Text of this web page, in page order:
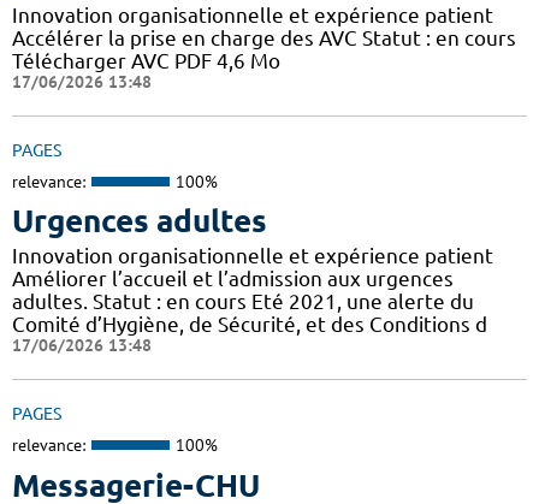
Innovation organisationnelle et expérience patient
Accélérer la prise en charge des AVC Statut : en cours
Télécharger AVC PDF 4,6 Mo
17/06/2026 13:48
PAGES
relevance: 100%
Urgences adultes
Innovation organisationnelle et expérience patient
Améliorer l’accueil et l’admission aux urgences
adultes. Statut : en cours Eté 2021, une alerte du
Comité d’Hygiène, de Sécurité, et des Conditions d
17/06/2026 13:48
PAGES
relevance: 100%
Messagerie-CHU